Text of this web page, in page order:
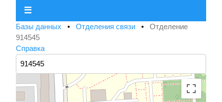
☰
Базы данных • Отделения связи • Отделение
914545
Справка